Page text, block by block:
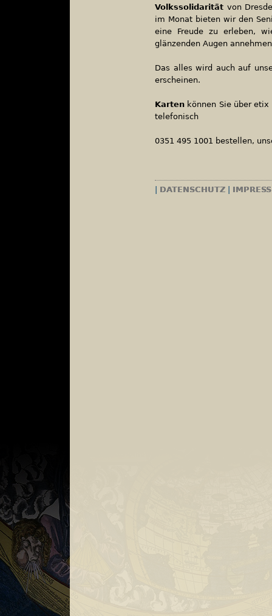
Volkssolidarität von
im Monat bieten wir den
eine Freude zu erleben,
glänzenden Augen
Das alles wird auch auf
erscheinen.
Karten können Sie über
telefonisch
0351 495 1001 bestellen,
DATENSCHUTZ